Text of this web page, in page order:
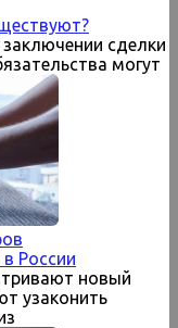
сделки
могут
России
новый
узаконить